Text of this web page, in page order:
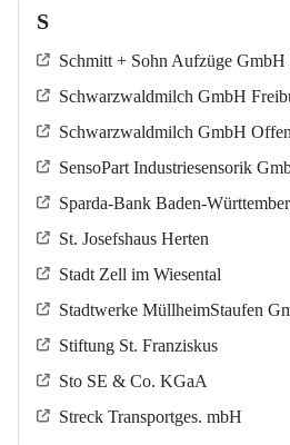
S
Schmitt + Sohn Aufzüge
Schwarzwaldmilch GmbH
Schwarzwaldmilch GmbH
SensoPart Industriesensorik
Sparda-Bank Baden-
St. Josefshaus Herten
Stadt Zell im Wiesental
Stadtwerke MüllheimStaufen
Stiftung St. Franziskus
Sto SE & Co. KGaA
Streck Transportges. mbH